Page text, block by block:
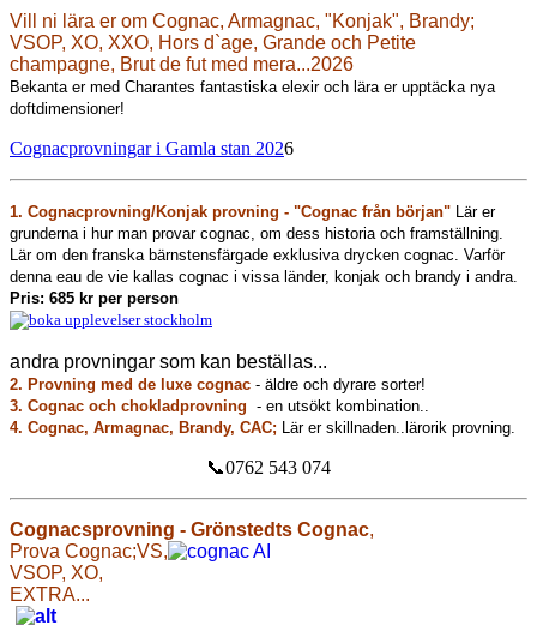
Vill ni lära er om Cognac, Armagnac, "Konjak", Brandy;
VSOP, XO, XXO, Hors d`age, Grande och Petite
champagne, Brut de fut med mera...2026
Bekanta er med Charantes fantastiska elexir och lära er upptäcka nya
doftdimensioner!
Cognacprovningar i Gamla stan 2026
1. Cognacprovning/Konjak provning - "Cognac från början" Lär er
grunderna i hur man provar cognac, om dess historia och framställning.
Lär om den franska bärnstensfärgade exklusiva drycken cognac. Varför
denna eau de vie kallas cognac i vissa länder, konjak och brandy i andra.
Pris: 685 kr per person
andra provningar som kan beställas...
2. Provning med de luxe cognac - äldre och dyrare sorter!
3. Cognac och chokladprovning - en utsökt kombination..
4. Cognac, Armagnac, Brandy, CAC; Lär er skillnaden..lärorik provning.
📞0762 543 074
Cognacsprovning - Grönstedts Cognac,
Prova Cognac;VS,
VSOP, XO,
EXTRA...